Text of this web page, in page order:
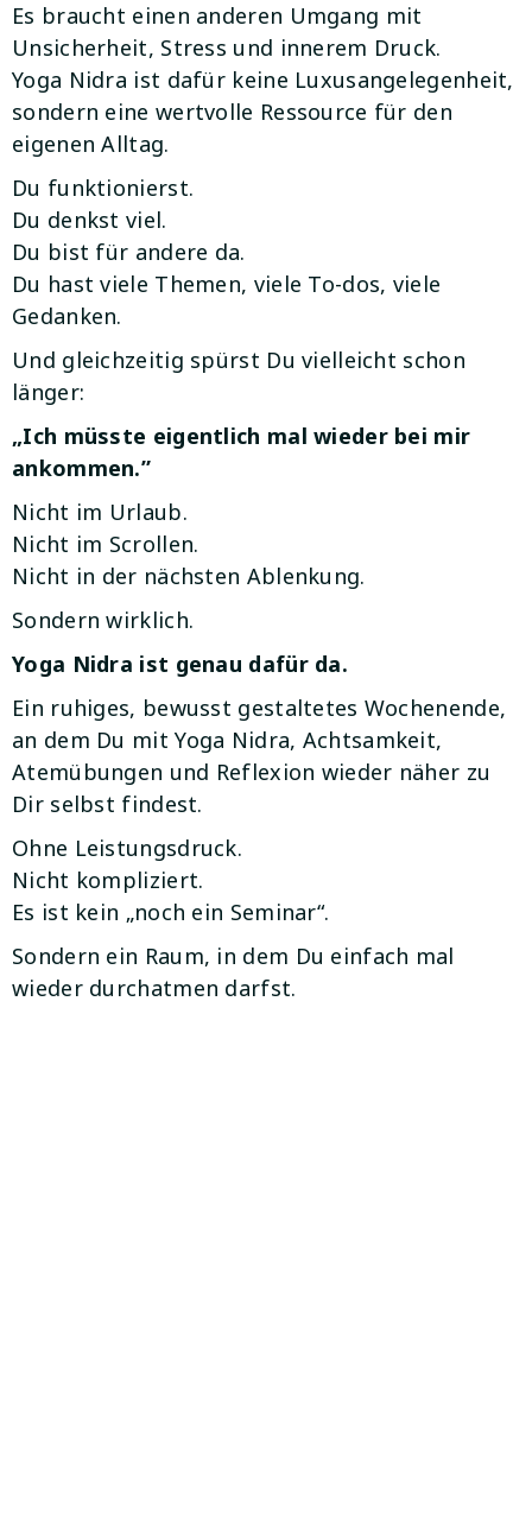
Es braucht einen anderen Umgang mit
Unsicherheit, Stress und innerem Druck.
Yoga Nidra ist dafür keine Luxusangelegenheit,
sondern eine wertvolle Ressource für den
eigenen Alltag.
Du funktionierst.
Du denkst viel.
Du bist für andere da.
Du hast viele Themen, viele To-dos, viele
Gedanken.
Und gleichzeitig spürst Du vielleicht schon
länger:
„Ich müsste eigentlich mal wieder bei mir
ankommen.”
Nicht im Urlaub.
Nicht im Scrollen.
Nicht in der nächsten Ablenkung.
Sondern wirklich.
Yoga Nidra ist genau dafür da.
Ein ruhiges, bewusst gestaltetes Wochenende,
an dem Du mit Yoga Nidra, Achtsamkeit,
Atemübungen und Reflexion wieder näher zu
Dir selbst findest.
Ohne Leistungsdruck.
Nicht kompliziert.
Es ist kein „noch ein Seminar“.
Sondern ein Raum, in dem Du einfach mal
wieder durchatmen darfst.